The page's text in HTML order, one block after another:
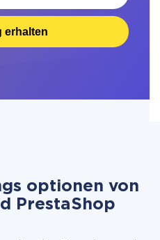
erhalten
optionen von
PrestaShop